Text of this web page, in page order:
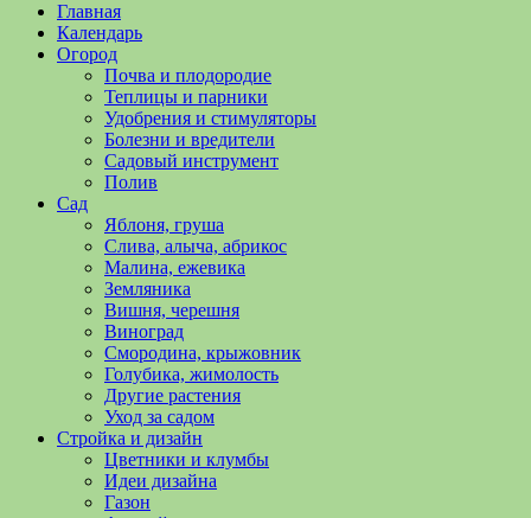
Садоводство
Огородничество
Садоводство
огородничество
полезные
уходу
овощами,
растениями
Поможем
обустройстве
выращивании
Главная
Календарь
Огород
Почва и плодородие
Теплицы и парники
Удобрения и стимуляторы
Болезни и вредители
Садовый инструмент
Полив
Сад
Яблоня, груша
Слива, алыча, абрикос
Малина, ежевика
Земляника
Вишня, черешня
Виноград
Смородина, крыжовник
Голубика, жимолость
Другие растения
Уход за садом
Стройка и дизайн
Цветники и клумбы
Идеи дизайна
Газон